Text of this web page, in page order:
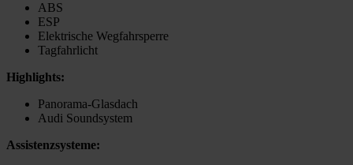
ABS
ESP
Elektrische Wegfahrsperre
Tagfahrlicht
Highlights:
Panorama-Glasdach
Audi Soundsystem
Assistenzsysteme: